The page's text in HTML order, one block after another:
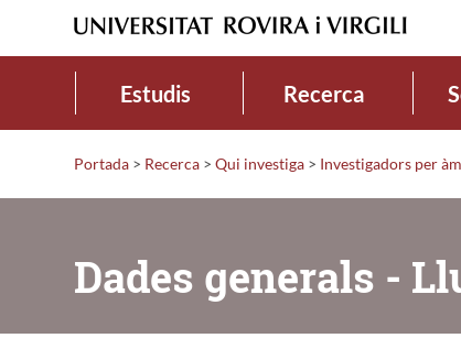
Estudis Recerca
Portada > Recerca > Qui investiga > Investigadors per
Dades generals -